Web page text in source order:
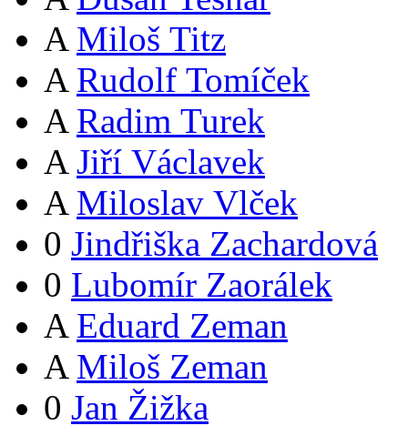
A Miloš Titz
A Rudolf Tomíček
A Radim Turek
A Jiří Václavek
A Miloslav Vlček
0 Jindřiška Zachardová
0 Lubomír Zaorálek
A Eduard Zeman
A Miloš Zeman
0 Jan Žižka